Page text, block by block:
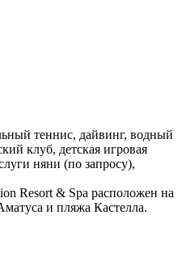
теннис, дайвинг, водный
клуб, детская игровая
няни (по запросу),
Resort & Spa расположен на
и пляжа Кастелла.